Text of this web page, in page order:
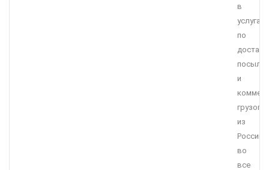
в
услугах
по
и
из
России
во
все